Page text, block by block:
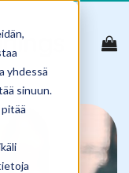
yhdessä
sinuun.